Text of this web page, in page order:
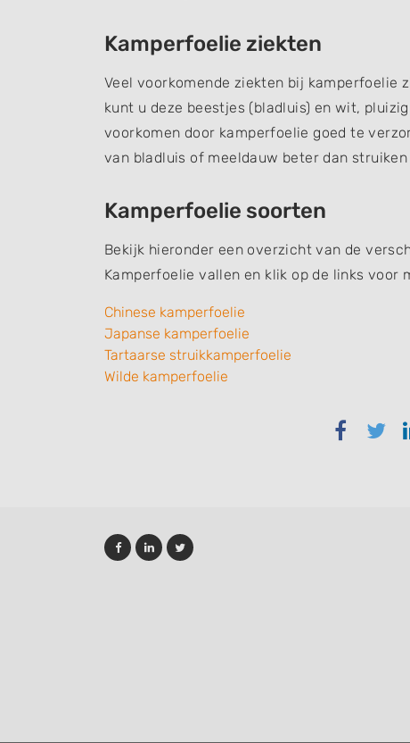
Kamperfoelie ziekten
Veel voorkomende ziekten bij kamperfoelie
kunt u deze beestjes (bladluis) en wit,
voorkomen door kamperfoelie goed te
van bladluis of meeldauw beter dan
Kamperfoelie soorten
Bekijk hieronder een overzicht van de
Kamperfoelie vallen en klik op de links
Chinese kamperfoelie
Japanse kamperfoelie
Tartaarse struikkamperfoelie
Wilde kamperfoelie
Delen